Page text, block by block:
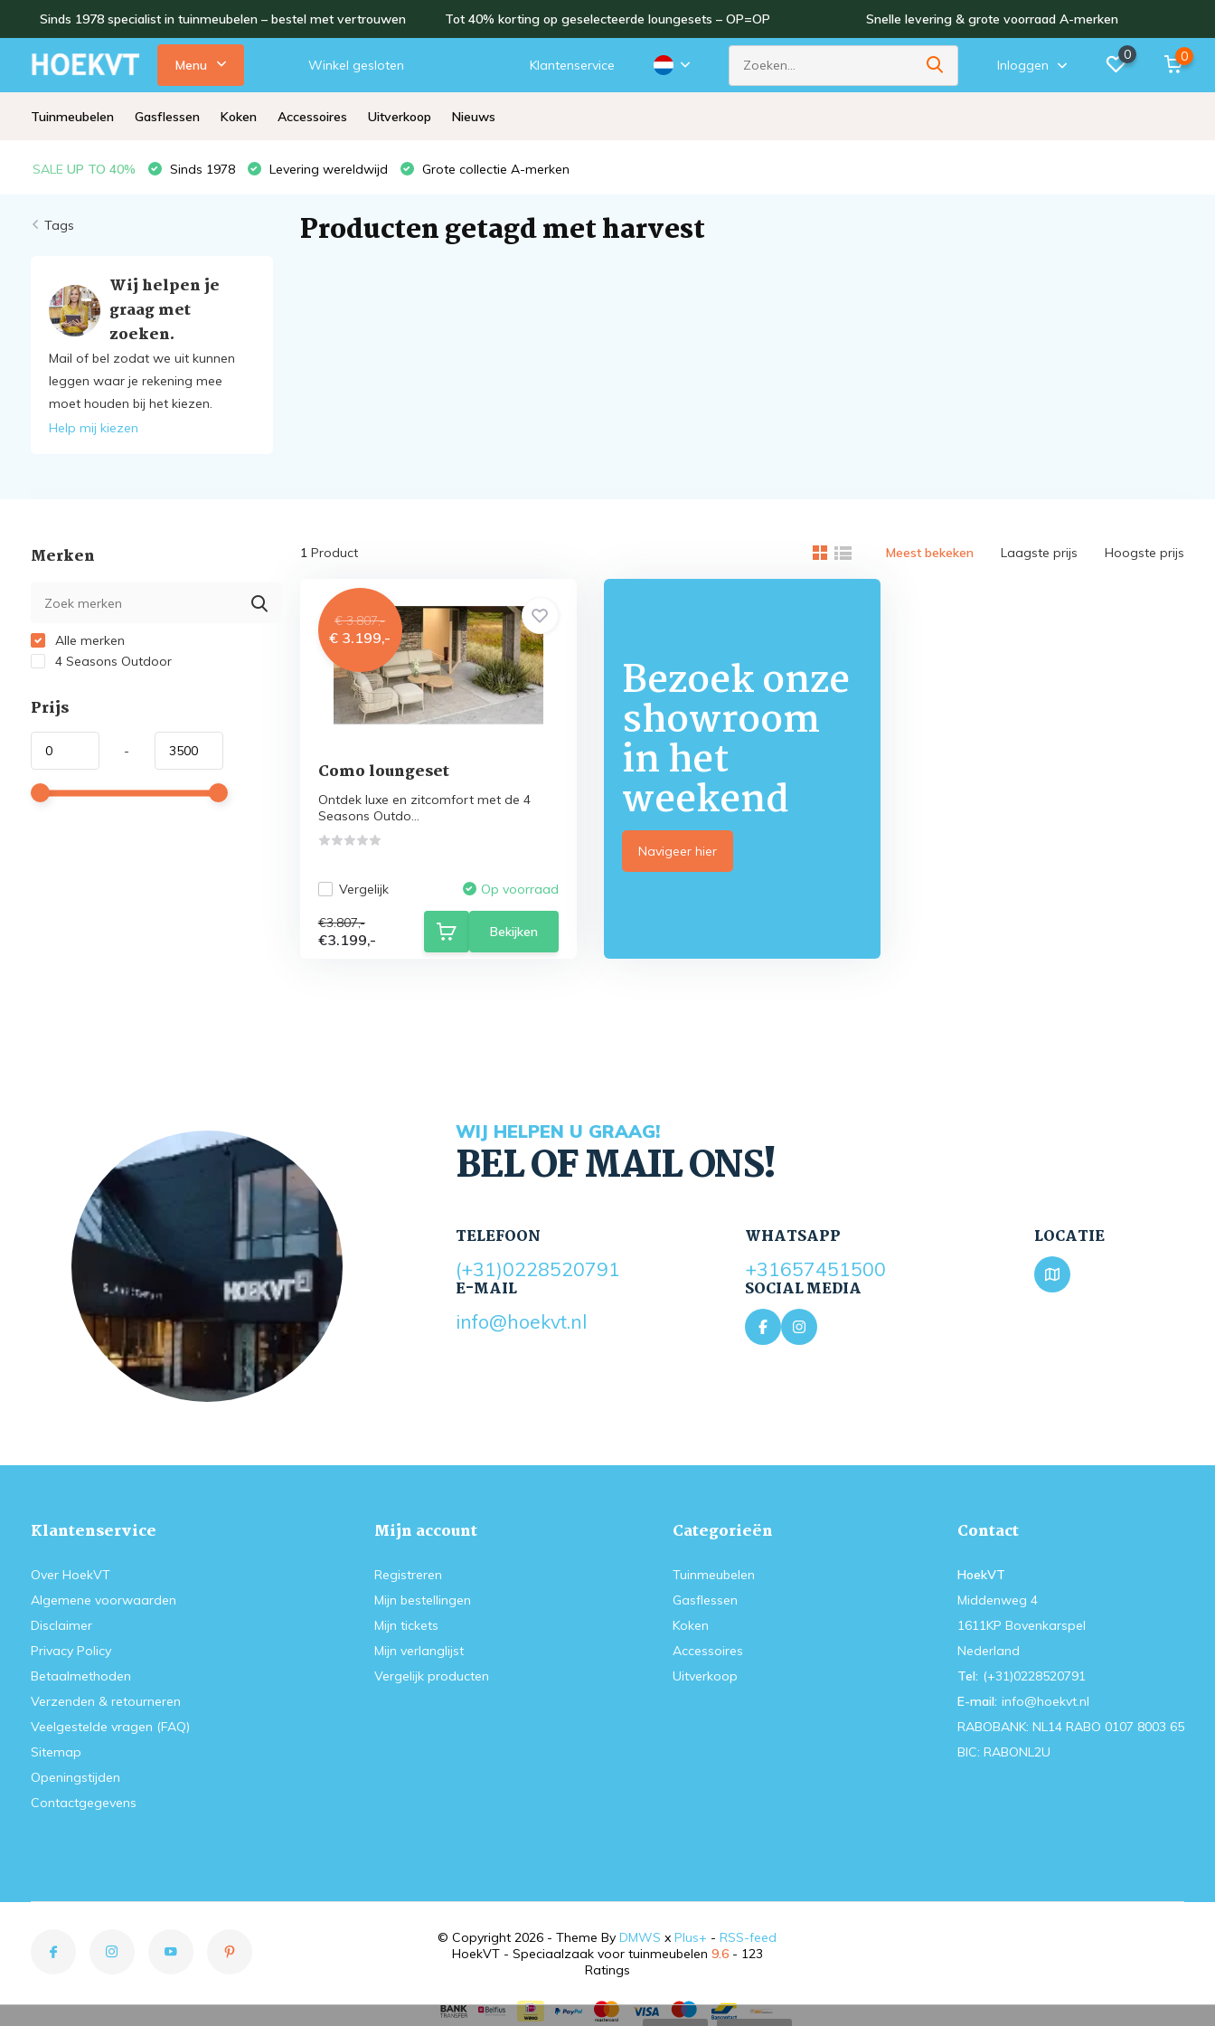
Sinds 1978 specialist in tuinmeubelen – bestel met vertrouwen Tot 40% korting op geselecteerde loungesets – OP=OP Snelle levering & grote voorraad A-merken
Menu Winkel gesloten Klantenservice Inloggen
0 0
Tuinmeubelen Gasflessen Koken Accessoires Uitverkoop Nieuws
SALE UP TO 40% Sinds 1978 Levering wereldwijd Grote collectie A-merken
Tags
Wij helpen je
graag met
zoeken.
Mail of bel zodat we uit kunnen
leggen waar je rekening mee
moet houden bij het kiezen.
Help mij kiezen
Producten getagd met harvest
Merken
Alle merken
4 Seasons Outdoor
Prijs
-
1Product Meest bekeken Laagste prijs Hoogste prijs
€ 3.807,-
€ 3.199,-
Como loungeset
Ontdek luxe en zitcomfort met de 4
Seasons Outdo...
Vergelijk Op voorraad
€3.807,-
€3.199,- Bekijken
Bezoek onze
showroom
in het
weekend
Navigeer hier
WIJ HELPEN U GRAAG!
BEL OF MAIL ONS!
TELEFOON
(+31)0228520791
E-MAIL
info@hoekvt.nl
WHATSAPP
+31657451500
SOCIAL MEDIA
LOCATIE
Klantenservice
Over HoekVT
Algemene voorwaarden
Disclaimer
Privacy Policy
Betaalmethoden
Verzenden & retourneren
Veelgestelde vragen (FAQ)
Sitemap
Openingstijden
Contactgegevens
Mijn account
Registreren
Mijn bestellingen
Mijn tickets
Mijn verlanglijst
Vergelijk producten
Categorieën
Tuinmeubelen
Gasflessen
Koken
Accessoires
Uitverkoop
Contact
HoekVT
Middenweg 4
1611KP Bovenkarspel
Nederland
Tel: (+31)0228520791
E-mail: info@hoekvt.nl
RABOBANK: NL14 RABO 0107 8003 65
BIC: RABONL2U
© Copyright 2026 - Theme ByDMWS xPlus+ -RSS-feed
HoekVT - Speciaalzaak voor tuinmeubelen 9.6 - 123
Ratings